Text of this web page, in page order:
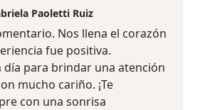
Paoletti Ruiz
Nos llena el corazón
fue positiva.
día para brindar una atención
mucho cariño. ¡Te
con una sonrisa